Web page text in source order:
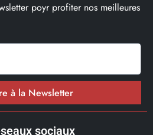
poyr profiter nos meilleures
à la Newsletter
sociaux